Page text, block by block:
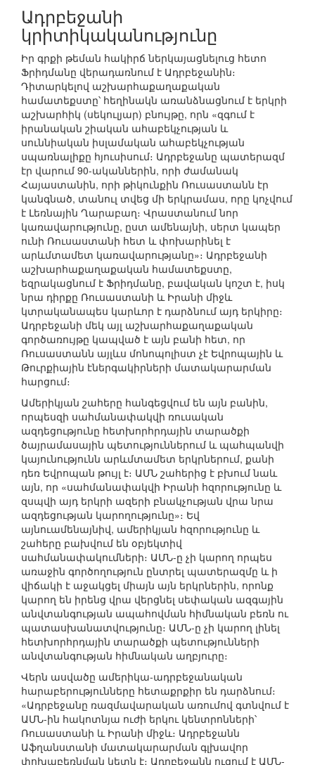
Ադրբեջանի
կրիտիկականությունը
Իր գրքի թեման հակիրճ ներկայացնելուց հետո
Ֆրիդմանը վերադառնում է Ադրբեջանին։
Դիտարկելով աշխարհաքաղաքական
համատեքստը՝ հեղինակն առանձնացնում է երկրի
աշխարհիկ (սեկուլյար) բնույթը, որն «զգում է
իրանական շիական ահաբեկչության և
սուննիական իսլամական ահաբեկչության
սպառնալիքը հյուսիսում։ Ադրբեջանը պատերազմ
էր վարում 90-ականներին, որի ժամանակ
Հայաստանին, որի թիկունքին Ռուսաստանն էր
կանգնած, տանուլ տվեց մի երկրամաս, որը կոչվում
է Լեռնային Ղարաբաղ։ Վրաստանում նոր
կառավարությունը, ըստ ամենայնի, սերտ կապեր
ունի Ռուսաստանի հետ և փոխարինել է
արևմտամետ կառավարությանը»։ Ադրբեջանի
աշխարհաքաղաքական համատեքստը,
եզրակացնում է Ֆրիդմանը, բավական կոշտ է, իսկ
նրա դիրքը Ռուսաստանի և Իրանի միջև
կտրականապես կարևոր է դարձնում այդ երկիրը։
Ադրբեջանի մեկ այլ աշխարհաքաղաքական
գործառույթը կապված է այն բանի հետ, որ
Ռուսաստանն այլևս մոնոպոլիստ չէ Եվրոպային և
Թուրքիային էներգակիրների մատակարարման
հարցում։
Ամերիկյան շահերը հանգեցվում են այն բանին,
որպեսզի սահմանափակվի ռուսական
ազդեցությունը հետխորհրդային տարածքի
ծայրամասային պետություններում և պահպանվի
կայունությունն արևմտամետ երկրներում, քանի
դեռ Եվրոպան թույլ է։ ԱՄՆ շահերից է բխում նաև
այն, որ «սահմանափակվի Իրանի հզորությունը և
զսպվի այդ երկրի ազերի բնակչության վրա նրա
ազդեցության կարողությունը»։ Եվ
այնուամենայնիվ, ամերիկյան հզորությունը և
շահերը բախվում են օբյեկտիվ
սահմանափակումների։ ԱՄՆ-ը չի կարող որպես
առաջին գործողություն ընտրել պատերազմը և ի
վիճակի է աջակցել միայն այն երկրներին, որոնք
կարող են իրենց վրա վերցնել սեփական ազգային
անվտանգության ապահովման հիմնական բեռն ու
պատասխանատվությունը։ ԱՄՆ-ը չի կարող լինել
հետխորհրդային տարածքի պետությունների
անվտանգության հիմնական աղբյուրը։
Վերն ասվածը ամերիկա-ադրբեջանական
հարաբերությունները հետաքրքիր են դարձնում։
«Ադրբեջանը ռազմավարական առումով գտնվում է
ԱՄՆ-ին հակոտնյա ուժի երկու կենտրոնների՝
Ռուսաստանի և Իրանի միջև։ Ադրբեջանն
Աֆղանստանի մատակարարման գլխավոր
փոխաբեռնման կետն է։ Ադրբեջանն ուզում է ԱՄՆ-